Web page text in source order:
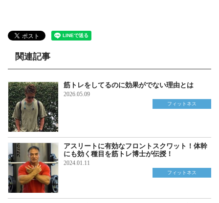
関連記事
筋トレをしてるのに効果がでない理由とは
2026.05.09
フィットネス
アスリートに有効なフロントスクワット！体幹
にも効く種目を筋トレ博士が伝授！
2024.01.11
フィットネス